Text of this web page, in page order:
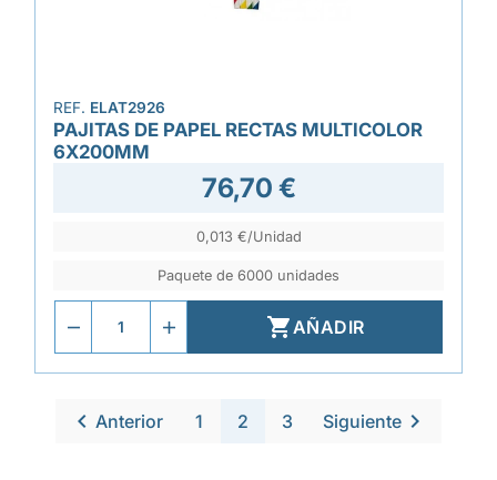
REF. ELAT2926
PAJITAS DE PAPEL RECTAS MULTICOLOR
6X200MM
76,70 €
0,013 €/Unidad
Paquete de 6000 unidades
AÑADIR
 Anterior 1 2 3 Siguiente 